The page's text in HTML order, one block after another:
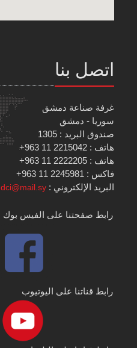
اتصل بنا
غرفة صناعة دمشق
سوريا - دمشق
صندوق البريد : 1305
هاتف : 2215042 11 963+
هاتف : 2222205 11 963+
فاكس : 2245981 11 963+
البريد الإلكتروني :dci@mail.sy
رابط صفحتنا على الفيس بوك
رابط قناتنا على اليوتيوب